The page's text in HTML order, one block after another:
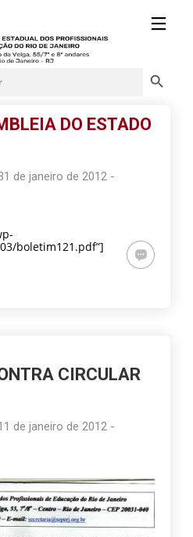
DO ESTADO
de janeiro de 2012 -
boletim121.pdf”]
CIRCULAR
de janeiro de 2012 -